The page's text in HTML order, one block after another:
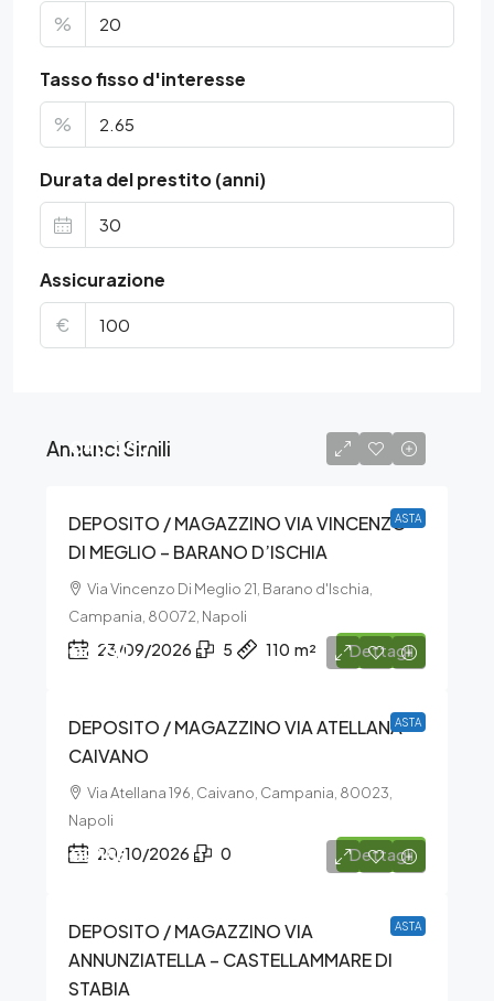
%
Tasso fisso d'interesse
%
Durata del prestito (anni)
Assicurazione
€
Annunci Simili
ASTA
€40.000
DEPOSITO / MAGAZZINO VIA VINCENZO
DI MEGLIO – BARANO D’ISCHIA
Via Vincenzo Di Meglio 21, Barano d'Ischia,
Campania, 80072, Napoli
23/09/2026 5 110 m² Dettagli
ASTA
€6.741
DEPOSITO / MAGAZZINO VIA ATELLANA –
CAIVANO
Via Atellana 196, Caivano, Campania, 80023,
Napoli
20/10/2026 0 Dettagli
ASTA
€9.188
DEPOSITO / MAGAZZINO VIA
ANNUNZIATELLA – CASTELLAMMARE DI
STABIA